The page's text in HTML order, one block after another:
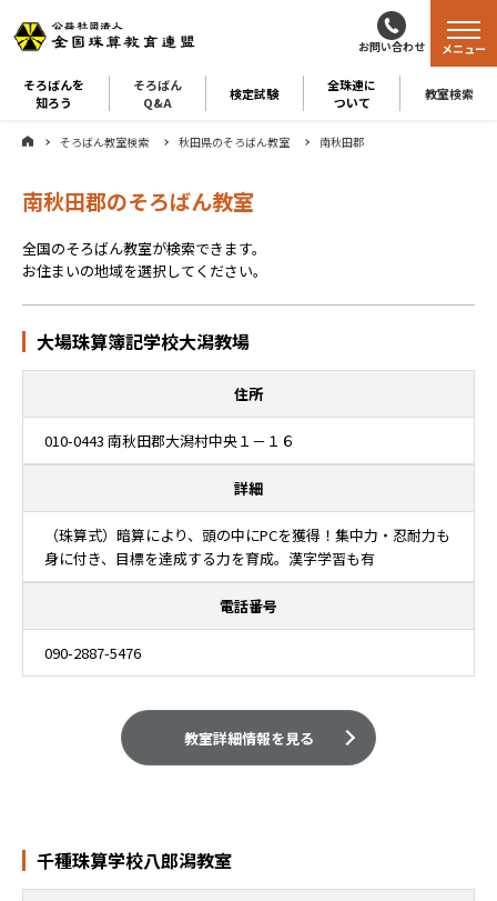
お問い合わせ
そろばんを
知ろう
そろばん
Q&A
検定試験
全珠連に
ついて
教室検索
メニュー
そろばん教室検索 秋田県のそろばん教室 南秋田郡
南秋田郡のそろばん教室
全国のそろばん教室が検索できます。
お住まいの地域を選択してください。
大場珠算簿記学校大潟教場
住所
010-0443 南秋田郡大潟村中央１－１６
詳細
（珠算式）暗算により、頭の中にPCを獲得！集中力・忍耐力も
身に付き、目標を達成する力を育成。漢字学習も有
電話番号
090-2887-5476
教室詳細情報を見る
千種珠算学校八郎潟教室